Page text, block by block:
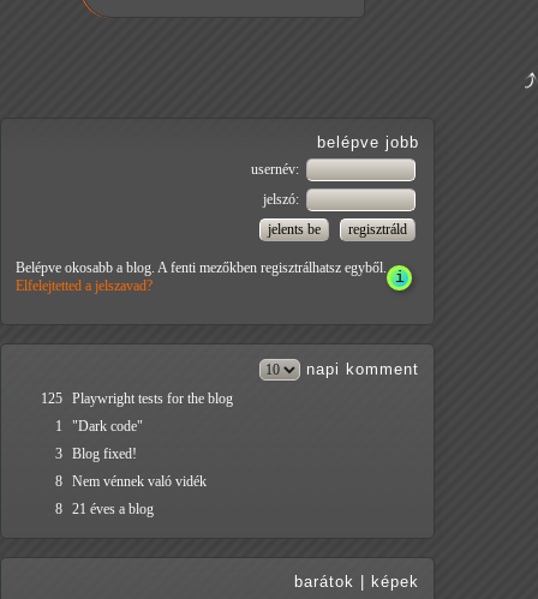
belépve jobb
usernév:
jelszó:
Belépve okosabb a blog. A fenti mezőkben regisztrálhatsz egyből.
Elfelejtetted a jelszavad?
napi komment
125 Playwright tests for the blog
1
"Dark code"
3 Blog fixed!
8 Nem vénnek való vidék
8 21 éves a blog
barátok képek